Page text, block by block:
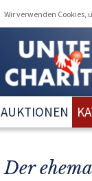
Wir verwenden Cookies,
AUKTIONEN
Der